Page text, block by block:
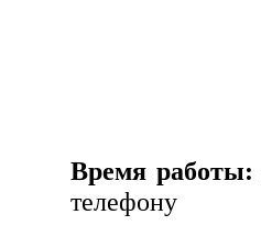
Время работы:
телефону